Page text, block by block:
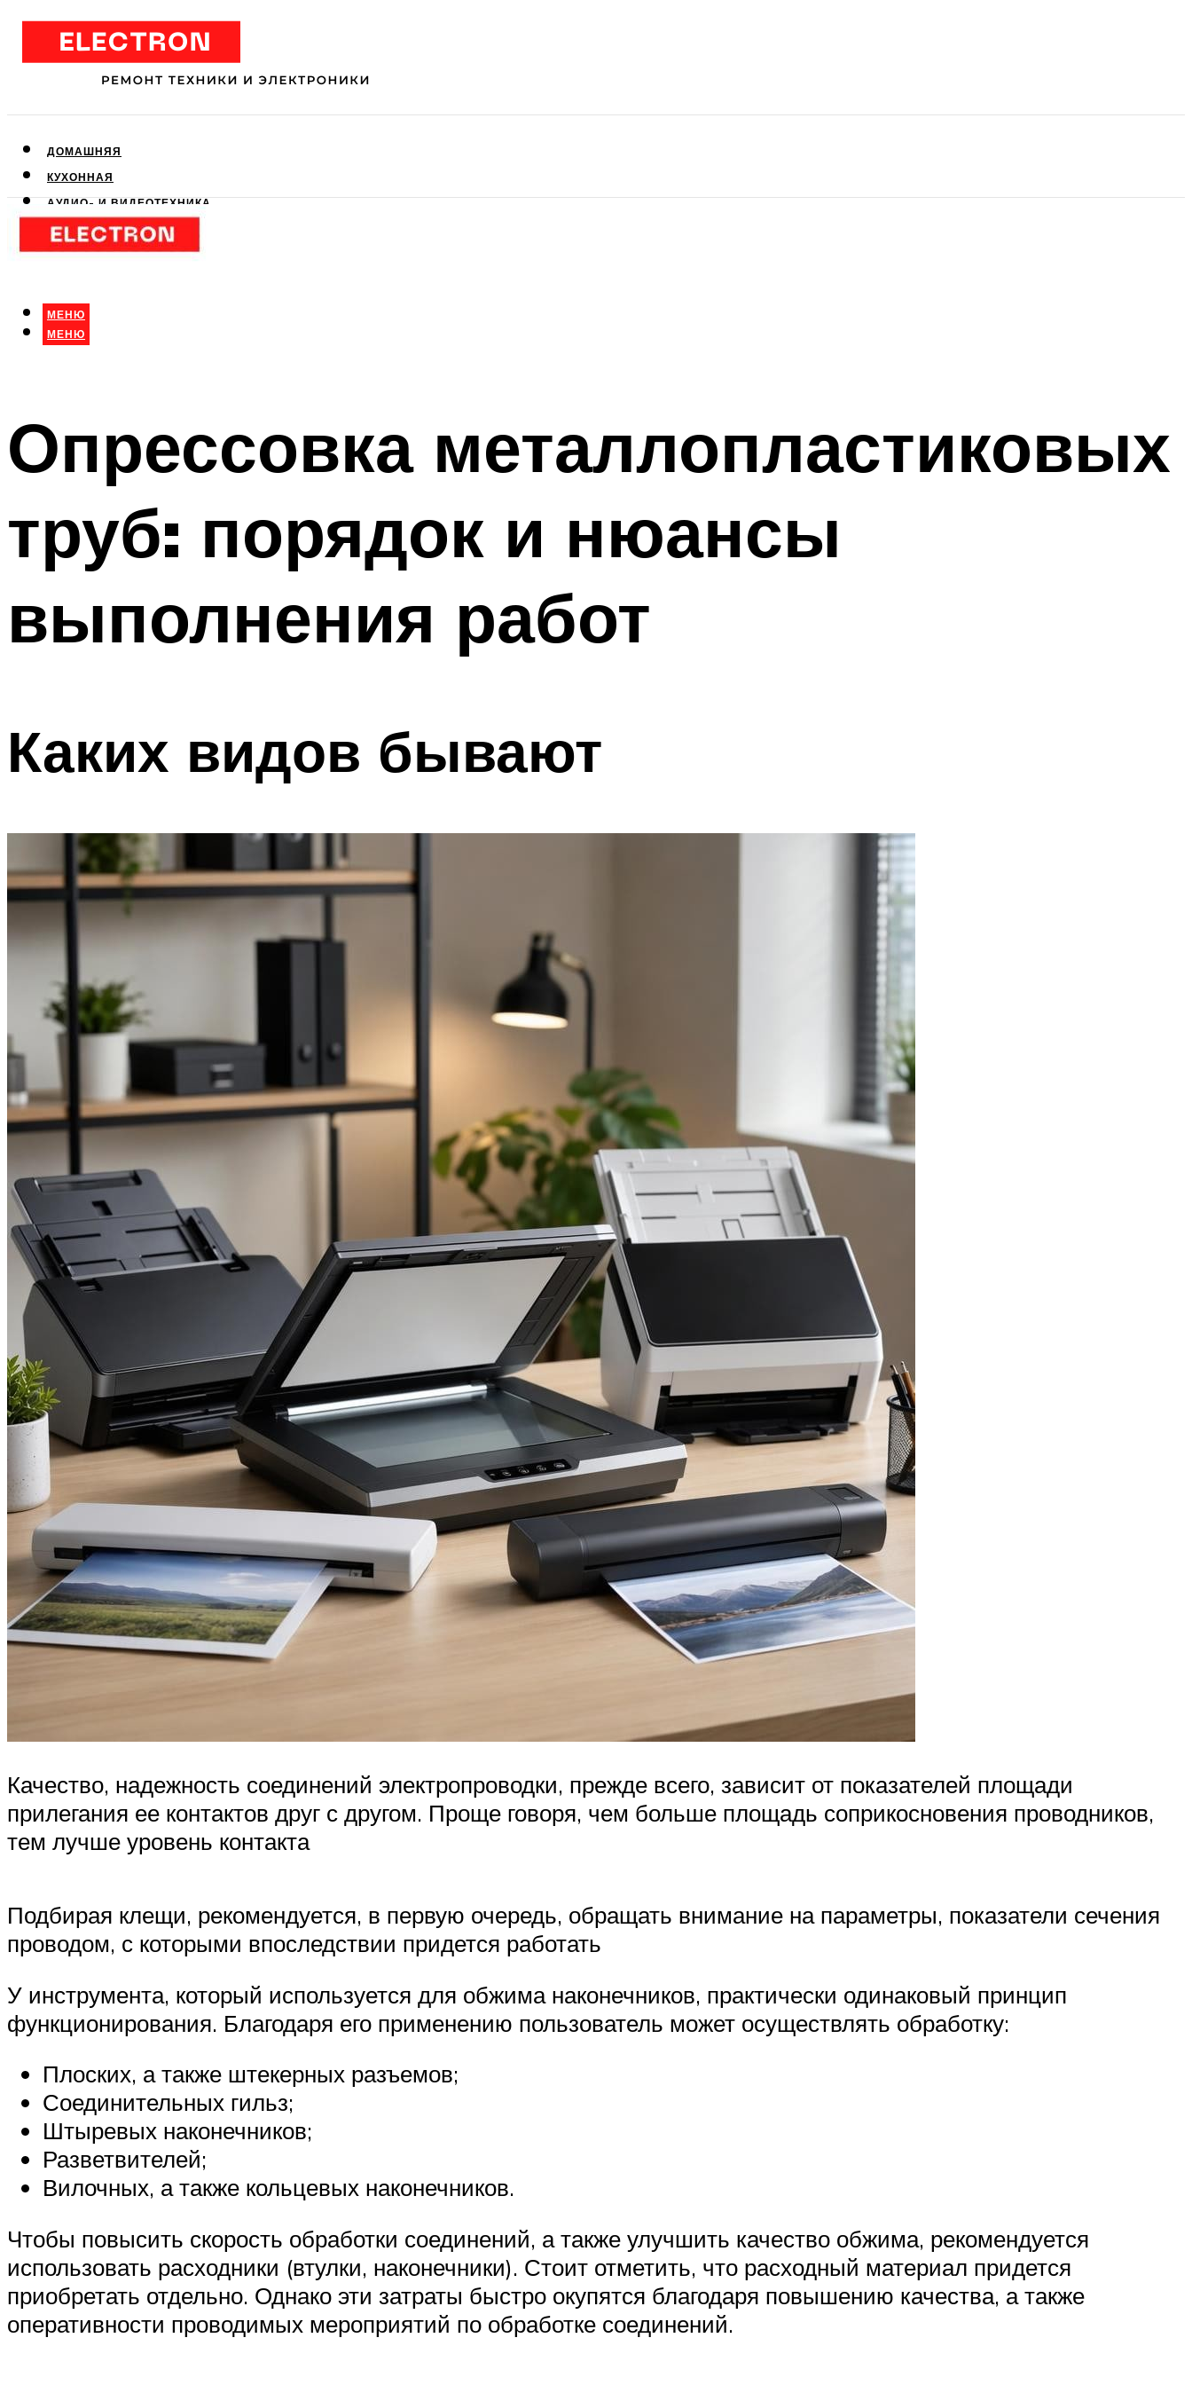
ДОМАШНЯЯ
КУХОННАЯ
АУДИО- И ВИДЕОТЕХНИКА
КЛИМАТИЧЕСКАЯ
ДЛЯ КРАСОТЫ
МЕНЮ
МЕНЮ
Опрессовка металлопластиковых
труб: порядок и нюансы
выполнения работ
Каких видов бывают
Качество, надежность соединений электропроводки, прежде всего, зависит от показателей площади
прилегания ее контактов друг с другом. Проще говоря, чем больше площадь соприкосновения проводников,
тем лучше уровень контакта
Подбирая клещи, рекомендуется, в первую очередь, обращать внимание на параметры, показатели сечения
проводом, с которыми впоследствии придется работать
У инструмента, который используется для обжима наконечников, практически одинаковый принцип
функционирования. Благодаря его применению пользователь может осуществлять обработку:
Плоских, а также штекерных разъемов;
Соединительных гильз;
Штыревых наконечников;
Разветвителей;
Вилочных, а также кольцевых наконечников.
Чтобы повысить скорость обработки соединений, а также улучшить качество обжима, рекомендуется
использовать расходники (втулки, наконечники). Стоит отметить, что расходный материал придется
приобретать отдельно. Однако эти затраты быстро окупятся благодаря повышению качества, а также
оперативности проводимых мероприятий по обработке соединений.